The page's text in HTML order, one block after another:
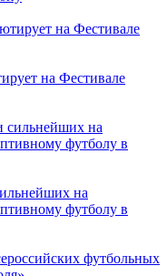
на Фестивале
на
футболу в